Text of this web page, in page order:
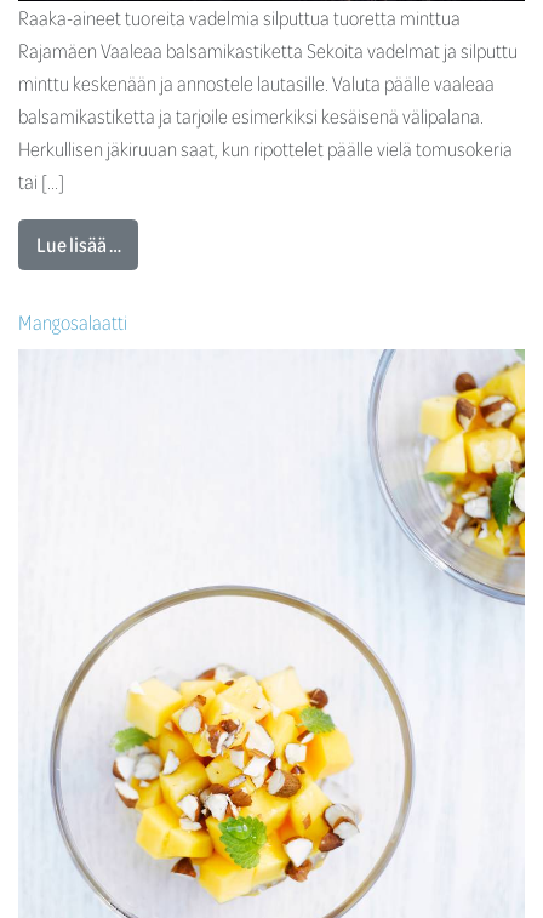
Raaka-aineet tuoreita vadelmia silputtua tuoretta minttua
Rajamäen Vaaleaa balsamikastiketta Sekoita vadelmat ja silputtu
minttu keskenään ja annostele lautasille. Valuta päälle vaaleaa
balsamikastiketta ja tarjoile esimerkiksi kesäisenä välipalana.
Herkullisen jäkiruuan saat, kun ripottelet päälle vielä tomusokeria
tai […]
Lue lisää …
Mangosalaatti